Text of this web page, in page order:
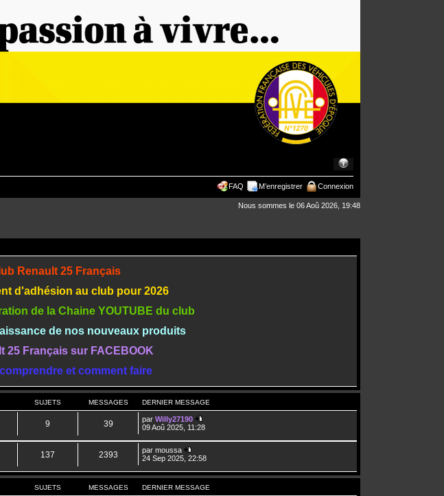
FAQ M’enregistrer Connexion
Nous sommes le 06 Aoû 2026, 19:48
Renault 25 Français
d'adhésion au club pour 2026
de la Chaine YOUTUBE du club
de nos nouveaux produits
25 Français sur FACEBOOK
et comment faire
SUJETS MESSAGES DERNIER MESSAGE
9 39 parWilly27190
09 Aoû 2025, 11:28
137 2393 parmoussa
24 Sep 2025, 22:58
SUJETS MESSAGES DERNIER MESSAGE